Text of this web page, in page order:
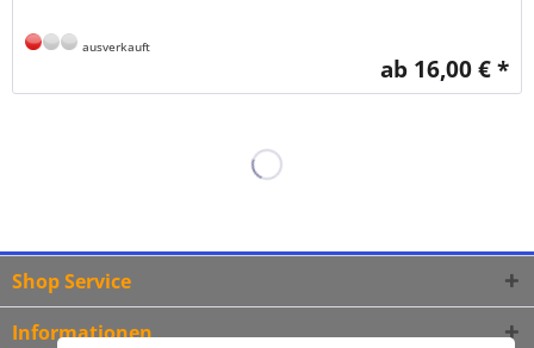
ausverkauft
ab 16,00 € *
Shop Service
Informationen